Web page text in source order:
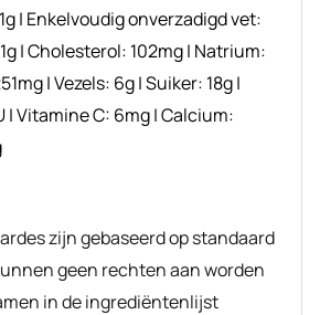
1g| Enkelvoudig onverzadigd vet:
g|Cholesterol: 102mg| Natrium:
mg|Vezels: 6g|Suiker: 18g|
|Vitamine C: 6mg|Calcium:
geen rechten aan worden
in de ingrediëntenlijst